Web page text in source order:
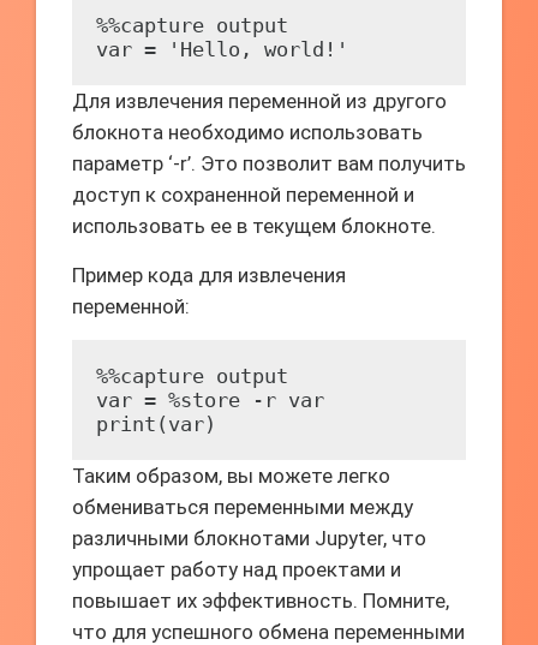
%%capture output
var = 'Hello, world!'
Для извлечения переменной из другого
блокнота необходимо использовать
параметр ‘-r’. Это позволит вам получить
доступ к сохраненной переменной и
использовать ее в текущем блокноте.
Пример кода для извлечения
переменной:
%%capture output
var = %store -r var
print(var)
Таким образом, вы можете легко
обмениваться переменными между
различными блокнотами Jupyter, что
упрощает работу над проектами и
повышает их эффективность. Помните,
что для успешного обмена переменными